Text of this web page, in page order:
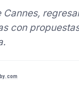
con